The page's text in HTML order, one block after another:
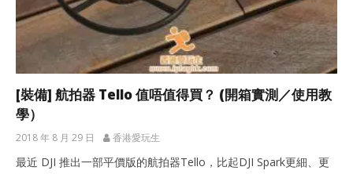
[裝備] 航拍器 Tello 值唔值得買？ (開箱實測／使用教
學）
2018 年 8 月 29 日 香港愛玩生
最近 DJI 推出一部平價版的航拍器Tello，比起DJI Spark更細、更